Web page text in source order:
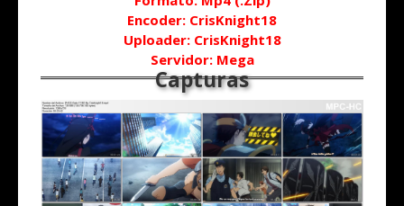
Encoder: CrisKnight18
Uploader: CrisKnight18
Servidor: Mega